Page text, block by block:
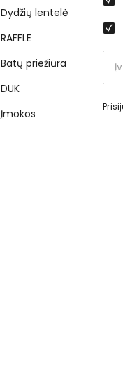
Dydžių lentelė
RAFFLE
Batų priežiūra
DUK
Įmokos